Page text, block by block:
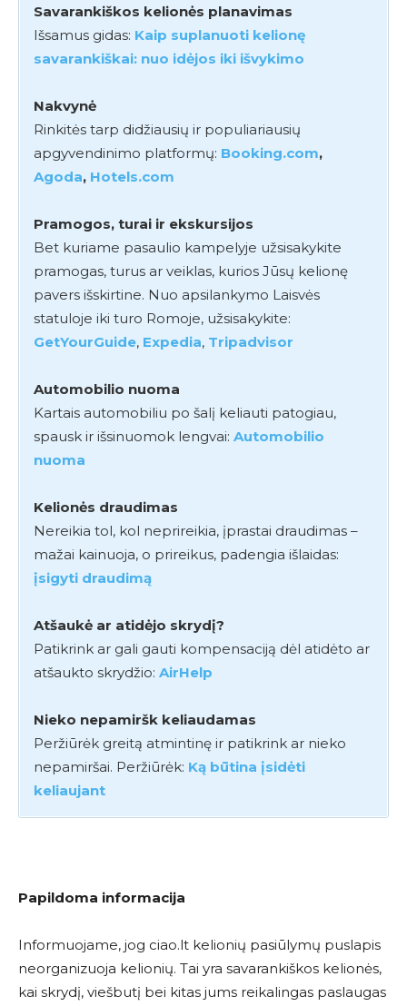
Savarankiškos kelionės planavimas
Išsamus gidas: Kaip suplanuoti kelionę
savarankiškai: nuo idėjos iki išvykimo
Nakvynė
Rinkitės tarp didžiausių ir populiariausių
apgyvendinimo platformų: Booking.com,
Agoda, Hotels.com
Pramogos, turai ir ekskursijos
Bet kuriame pasaulio kampelyje užsisakykite
pramogas, turus ar veiklas, kurios Jūsų kelionę
pavers išskirtine. Nuo apsilankymo Laisvės
statuloje iki turo Romoje, užsisakykite:
GetYourGuide, Expedia, Tripadvisor
Automobilio nuoma
Kartais automobiliu po šalį keliauti patogiau,
spausk ir išsinuomok lengvai: Automobilio
nuoma
Kelionės draudimas
Nereikia tol, kol neprireikia, įprastai draudimas –
mažai kainuoja, o prireikus, padengia išlaidas:
įsigyti draudimą
Atšaukė ar atidėjo skrydį?
Patikrink ar gali gauti kompensaciją dėl atidėto ar
atšaukto skrydžio: AirHelp
Nieko nepamiršk keliaudamas
Peržiūrėk greitą atmintinę ir patikrink ar nieko
nepamiršai. Peržiūrėk: Ką būtina įsidėti
keliaujant
Papildoma informacija
Informuojame, jog ciao.lt kelionių pasiūlymų puslapis
neorganizuoja kelionių. Tai yra savarankiškos kelionės,
kai skrydį, viešbutį bei kitas jums reikalingas paslaugas